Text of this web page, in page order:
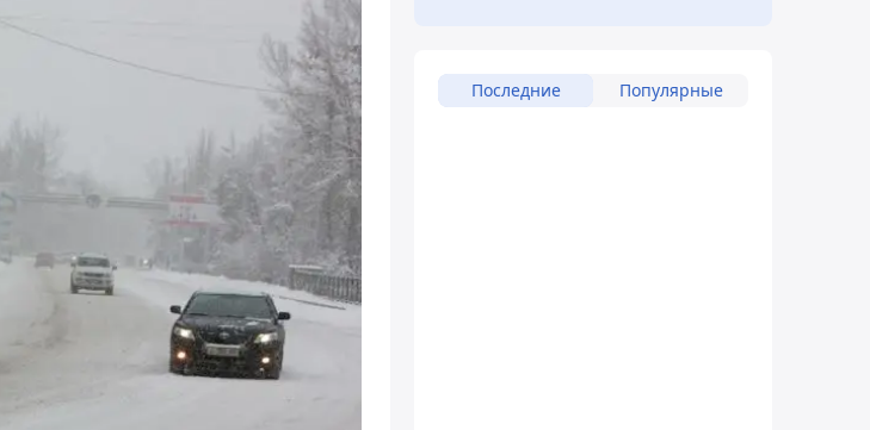
Последние Популярные